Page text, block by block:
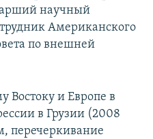
научный
Американского
по внешней
Востоку и Европе в
в Грузии (2008
перечеркивание